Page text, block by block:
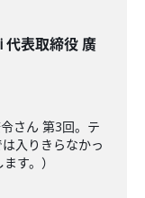
表取締役 廣
さん 第3回。テ
入りきらなかっ
す。）